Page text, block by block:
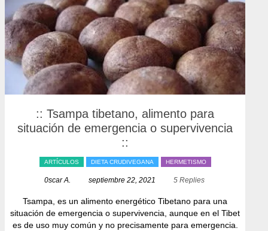
:: Tsampa tibetano, alimento para
situación de emergencia o supervivencia
::
ARTÍCULOS DIETA CRUDIVEGANA HERMETISMO
0scar A. septiembre 22, 2021 5 Replies
Tsampa, es un alimento energético Tibetano para una
situación de emergencia o supervivencia, aunque en el Tibet
es de uso muy común y no precisamente para emergencia.